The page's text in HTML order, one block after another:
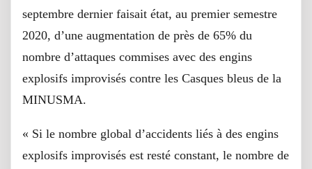
septembre dernier faisait état, au premier semestre
2020, d’une augmentation de près de 65% du
nombre d’attaques commises avec des engins
explosifs improvisés contre les Casques bleus de la
MINUSMA.
« Si le nombre global d’accidents liés à des engins
explosifs improvisés est resté constant, le nombre de